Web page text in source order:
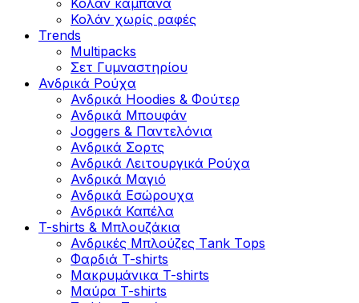
Κολάν χωρίς ραφές
Trends
Multipacks
Σετ Γυμναστηρίου
Ανδρικά Ρούχα
Ανδρικά Hoodies & Φούτερ
Ανδρικά Μπουφάν
Joggers & Παντελόνια
Ανδρικά Σορτς
Ανδρικά Λειτουργικά Ρούχα
Ανδρικά Μαγιό
Ανδρικά Εσώρουχα
Ανδρικά Καπέλα
T-shirts & Μπλουζάκια
Ανδρικές Mπλούζες Τank Τops
Φαρδιά T-shirts
Μακρυμάνικα T-shirts
Μαύρα T-shirts